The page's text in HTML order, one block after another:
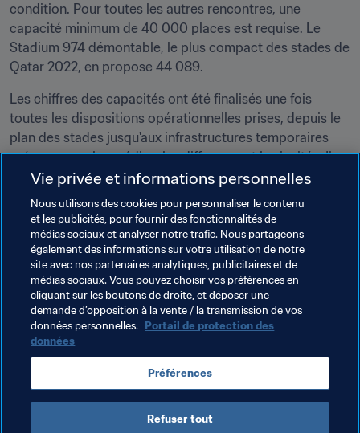
condition. Pour toutes les autres rencontres, une
capacité minimum de 40 000 places est requise. Le
Stadium 974 démontable, le plus compact des stades de
Qatar 2022, en propose 44 089.
Les chiffres des capacités ont été finalisés une fois
toutes les dispositions opérationnelles prises, depuis le
plan des stades jusqu'aux infrastructures temporaires
prévues pour les médias, les diffuseurs et les invités. Il a
également été expliqué que les capacités pour des
matches spécifiques, tels que la rencontre inaugurale et
la finale, peuvent varier légèrement. Les chiffres de la
version héritage sont différents et fournis par le pays
hôte.
Thèmes en lien
Organisation
Coupe du Monde de la FIFA, Qatar 2022
Vie privée et informations personnelles
Nous utilisons des cookies pour personnaliser le contenu
et les publicités, pour fournir des fonctionnalités de
médias sociaux et analyser notre trafic. Nous partageons
également des informations sur votre utilisation de notre
site avec nos partenaires analytiques, publicitaires et de
médias sociaux. Vous pouvez choisir vos préférences en
cliquant sur les boutons de droite, et déposer une
demande d’opposition à la vente / la transmission de vos
données personnelles. Portail de protection des
données
Préférences
Refuser tout